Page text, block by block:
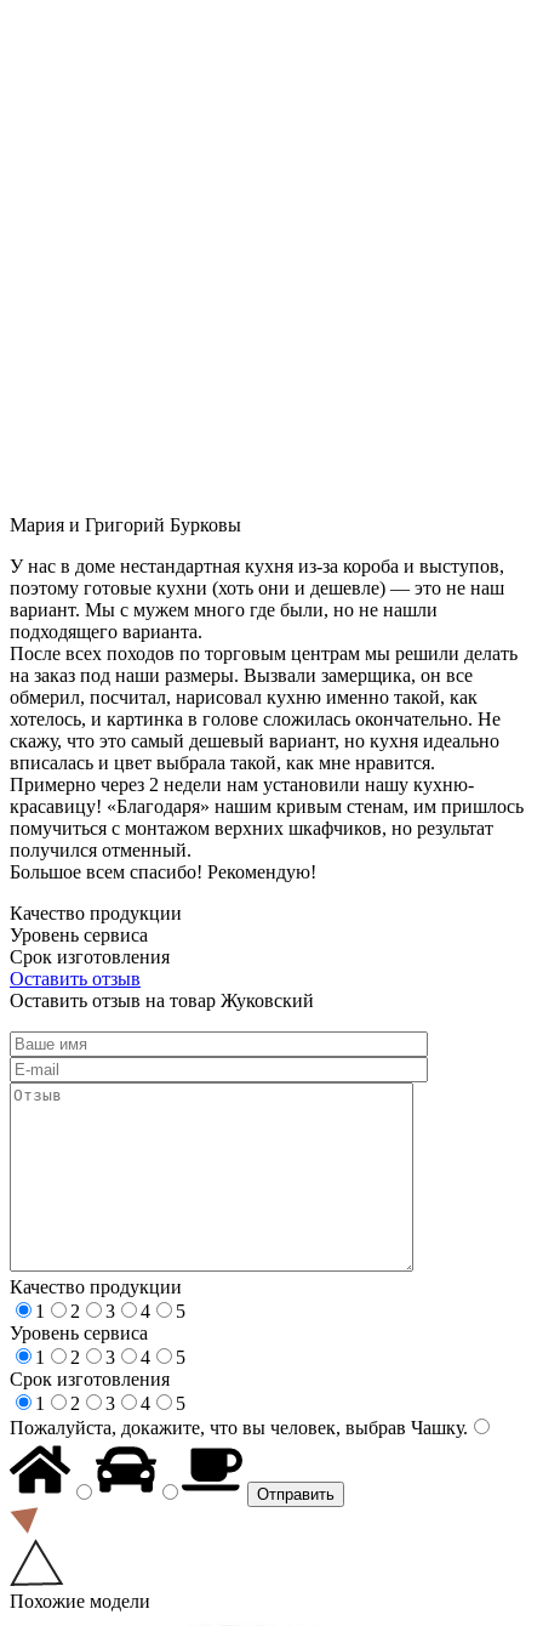
Мария и Григорий Бурковы
У нас в доме нестандартная кухня из-за короба и выступов,
поэтому готовые кухни (хоть они и дешевле) — это не наш
вариант. Мы с мужем много где были, но не нашли
подходящего варианта.
После всех походов по торговым центрам мы решили делать
на заказ под наши размеры. Вызвали замерщика, он все
обмерил, посчитал, нарисовал кухню именно такой, как
хотелось, и картинка в голове сложилась окончательно. Не
скажу, что это самый дешевый вариант, но кухня идеально
вписалась и цвет выбрала такой, как мне нравится.
Примерно через 2 недели нам установили нашу кухню-
красавицу! «Благодаря» нашим кривым стенам, им пришлось
помучиться с монтажом верхних шкафчиков, но результат
получился отменный.
Большое всем спасибо! Рекомендую!
Качество продукции
Уровень сервиса
Срок изготовления
Оставить отзыв
Оставить отзыв на товар Жуковский
Качество продукции
1
2 3 4
5
Уровень сервиса
1
2 3 4
5
Срок изготовления
1
2 3 4
5
Пожалуйста, докажите, что вы человек, выбрав Чашку.
Похожие модели